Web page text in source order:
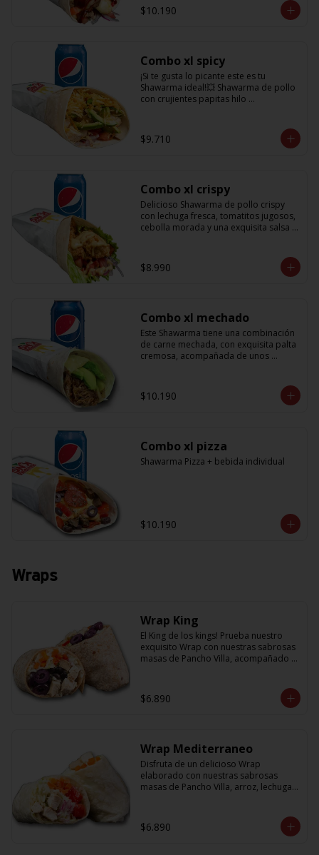
salsa BBQ y obvio no puede faltar la
bebida de 350cc para acompañarlo!
$10.190
Combo xl spicy
¡Si te gusta lo picante este es tu
Shawarma ideal!💥 Shawarma de pollo
con crujientes papitas hilo
(picante) + Bebida refrescante de
350cc PD: Si te gusta el doble de
$9.710
Combo xl crispy
Delicioso Shawarma de pollo crispy
con lechuga fresca, tomatitos jugosos,
cebolla morada y una exquisita salsa
$8.990
Combo xl mechado
Este Shawarma tiene una combinación
de carne mechada, con exquisita palta
cremosa, acompañada de unos
salsa imperdible de cilantro! Sabores
que te harán subir al cielo y bajar por
$10.190
Combo xl pizza
Shawarma Pizza + bebida individual
$10.190
Wraps
Wrap King
El King de los kings! Prueba nuestro
exquisito Wrap con nuestras sabrosas
masas de Pancho Villa, acompañado
salsa en base a lactonesa
$6.890
Wrap Mediterraneo
Disfruta de un delicioso Wrap
elaborado con nuestras sabrosas
masas de Pancho Villa, arroz, lechuga
plancha acompañado de una salsa en
base a lactonesa
$6.890